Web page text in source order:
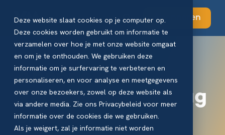
Deze website slaat cookies op je computer op.
Deze cookies worden gebruikt om informatie te
verzamelen over hoe je met onze website omgaat
en om je te onthouden. We gebruiken deze
informatie om je surfervaring te verbeteren en
personaliseren, en voor analyse en meetgegevens
over onze bezoekers, zowel op deze website als
via andere media. Zie ons Privacybeleid voor meer
informatie over de cookies die we gebruiken.
Als je weigert, zal je informatie niet worden
Abonneren
Abonneer op
VerpakkingsManag
ement